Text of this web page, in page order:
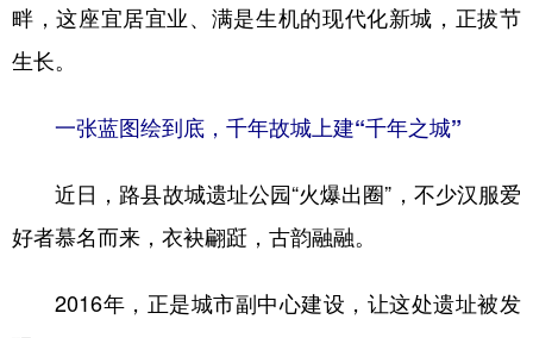
公益 一带一路 亚太网 上市公司
文化产业
北京 天津 河北 山西
辽宁 吉林 上海
浙江 安徽 福建 江西
畔，这座宜居宜业、满是生机的现代化新城，正拔节
生长。
一张蓝图绘到底，千年故城上建“千年之城”
近日，路县故城遗址公园“火爆出圈”，不少汉服爱
好者慕名而来，衣袂翩跹，古韵融融。
2016年，正是城市副中心建设，让这处遗址被发